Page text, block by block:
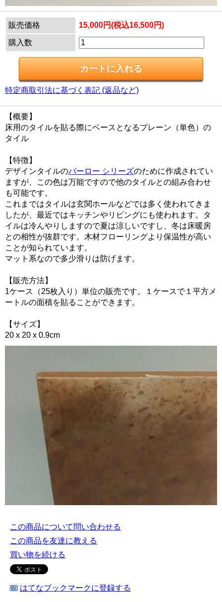
販売価格 15,000円(税込16,500円)
購入数
特定商取引法に基づく表記 (返品など)
【概要】
床用のタイルを貼る際にベースとなるプレーン（単色）の
タイル
【特徴】
デザインタイルのバーロー シリーズのために作成されてい
ますが、この色は万能ですので他のタイルとの組み合わせ
も可能です。
これまではタイルは玄関ホールなどでは多く使われてきま
したが、最近ではキッチンやリビングにも使われます。タ
イルは冷んやりしますので夏は涼しいですし、冬は床暖房
との相性が抜群です。木材フローリングより保温性が高い
ことが知られています。
マット系なので多少滑りは防げます。
【販売方法】
1ケース（25枚入り）単位の販売です。１ケースで１平方メ
ートルの面積を貼ることができます。
【サイズ】
20 x 20 x 0.9cm
この商品について問い合わせる
この商品を友達に教える
買い物を続ける
はてなブックマークに登録する